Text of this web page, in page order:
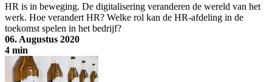
HR is in beweging. De digitalisering veranderen de wereld van het
werk. Hoe verandert HR? Welke rol kan de HR-afdeling in de
toekomst spelen in het bedrijf?
06. Augustus 2020
4 min
Digitalisering en HR - een dreamteam